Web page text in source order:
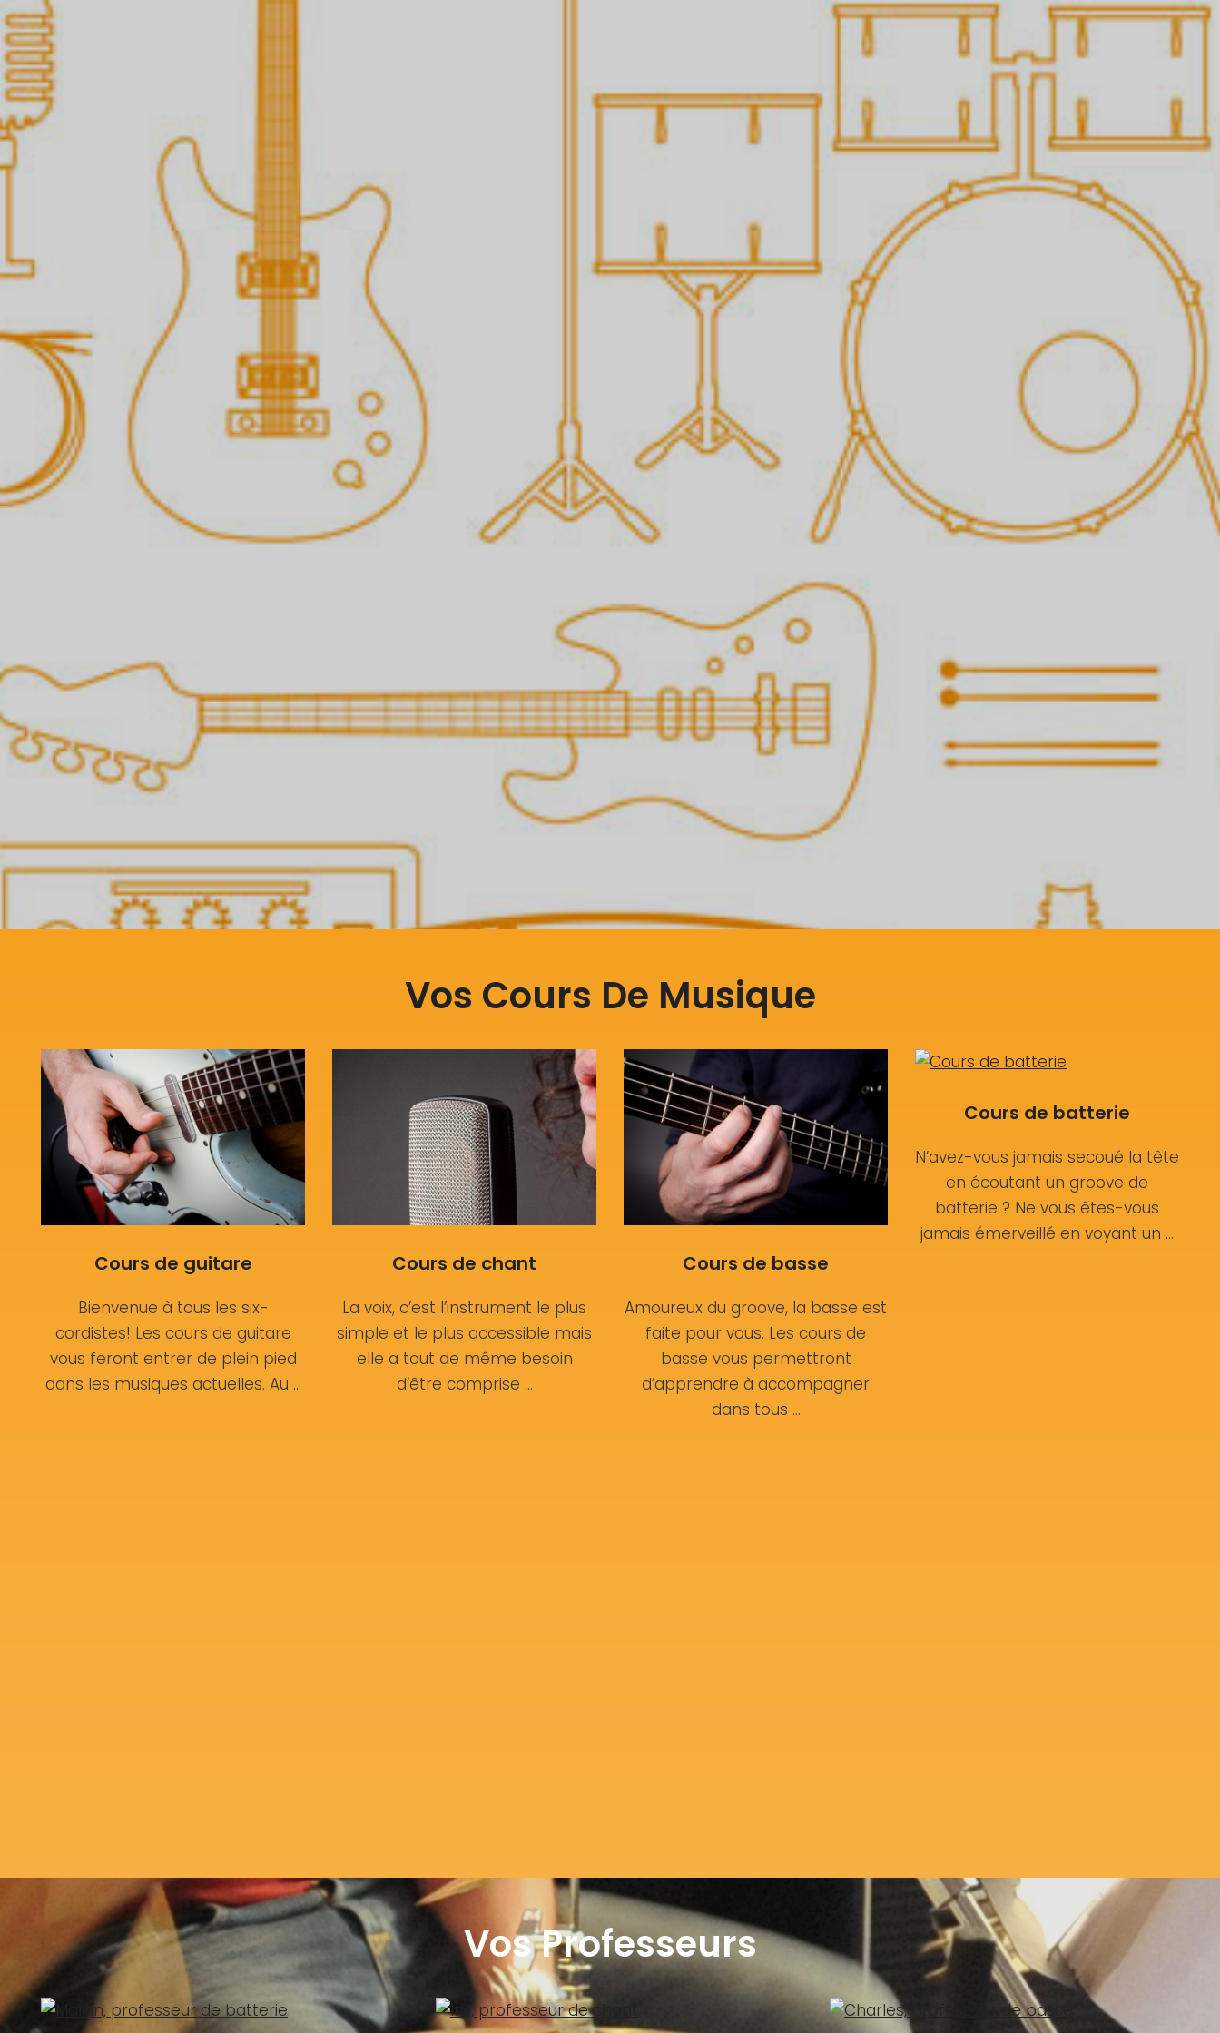
Vos Cours De Musique
Cours de guitare
Bienvenue à tous les six-
cordistes! Les cours de guitare
vous feront entrer de plein pied
dans les musiques actuelles. Au …
Cours de chant
La voix, c’est l’instrument le plus
simple et le plus accessible mais
elle a tout de même besoin
d’être comprise …
Cours de basse
Amoureux du groove, la basse est
faite pour vous. Les cours de
basse vous permettront
d’apprendre à accompagner
dans tous …
Cours de batterie
N’avez-vous jamais secoué la tête
en écoutant un groove de
batterie ? Ne vous êtes-vous
jamais émerveillé en voyant un …
Vos Professeurs